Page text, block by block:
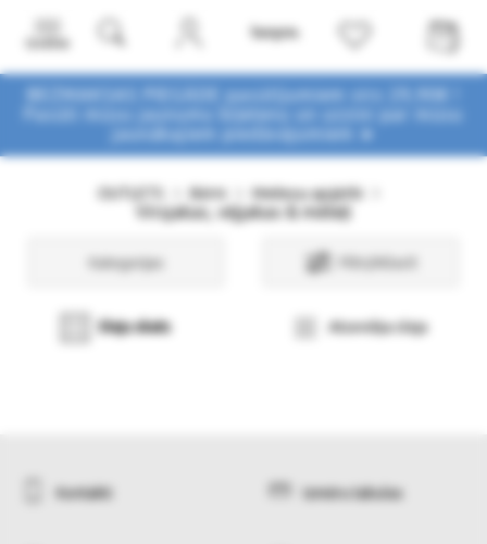
BEZMAKSAS PIEGĀDE pasūtījumiem virs 29,90€ !
Pasūti mūsu jaunumu biļetenu un uzzini par mūsu
Bērni Meiteņu apģērbi
Virsjakas, vējjakas & mēteļi
Kategorijas Filtri/Atlasīt
Sleju skats Atsevišķa sleja
Kontakti Izmēru tabulas